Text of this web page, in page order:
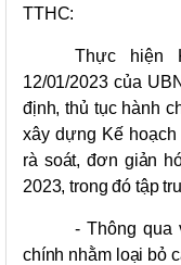
TTHC:
Thực hiện
12/01/2023 của
định, thủ tục hành
xây dựng Kế hoạch
rà soát, đơn giản
2023, trong đó tập
- Thông qua
chính nhằm loại bỏ